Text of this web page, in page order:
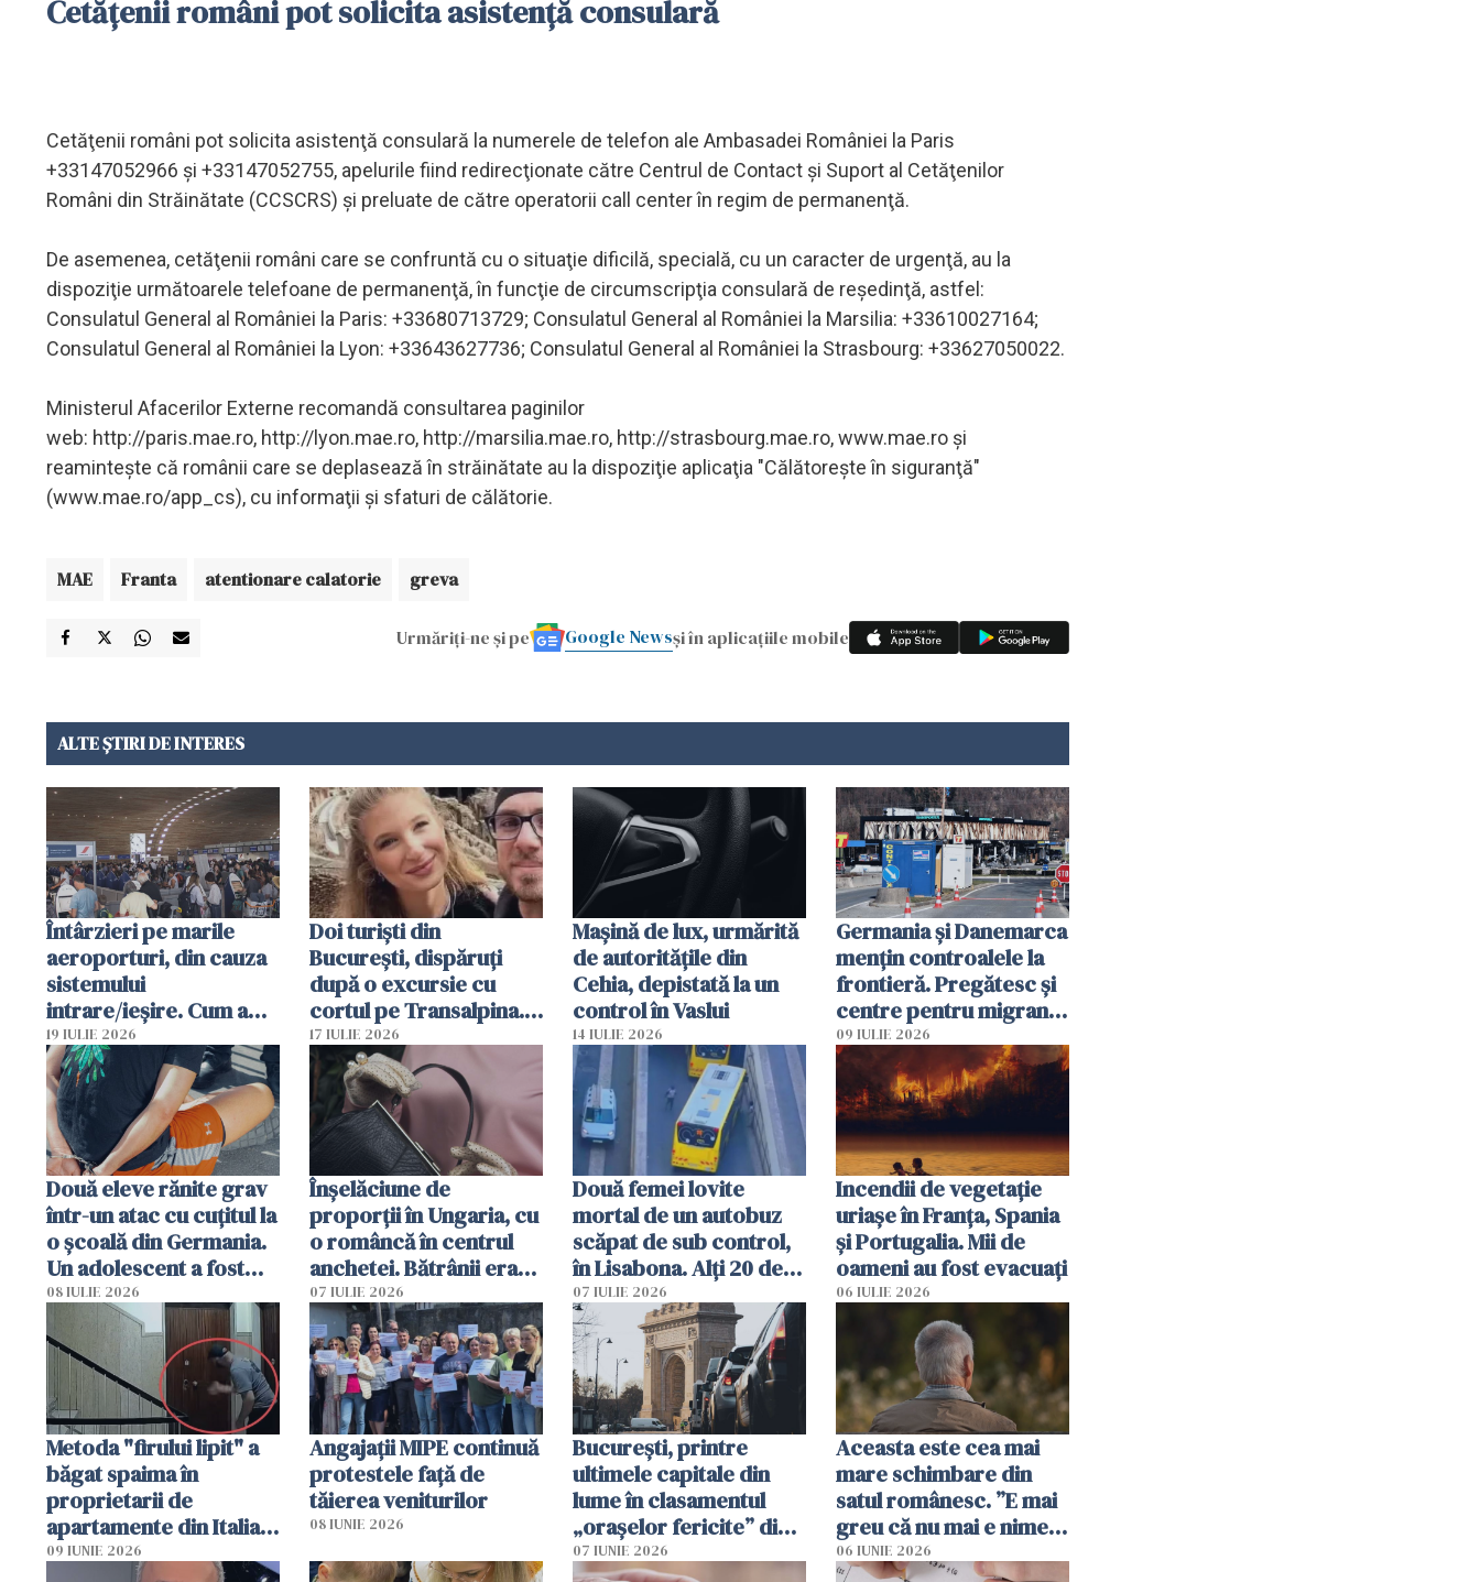
Cetăţenii români pot solicita asistenţă consulară
Cetăţenii români pot solicita asistenţă consulară la numerele de telefon ale Ambasadei României la Paris
+33147052966 şi +33147052755, apelurile fiind redirecţionate către Centrul de Contact şi Suport al Cetăţenilor
Români din Străinătate (CCSCRS) şi preluate de către operatorii call center în regim de permanenţă.
De asemenea, cetăţenii români care se confruntă cu o situaţie dificilă, specială, cu un caracter de urgenţă, au la
dispoziţie următoarele telefoane de permanenţă, în funcţie de circumscripţia consulară de reşedinţă, astfel:
Consulatul General al României la Paris: +33680713729; Consulatul General al României la Marsilia: +33610027164;
Consulatul General al României la Lyon: +33643627736; Consulatul General al României la Strasbourg: +33627050022.
Ministerul Afacerilor Externe recomandă consultarea paginilor
web: http://paris.mae.ro, http://lyon.mae.ro, http://marsilia.mae.ro, http://strasbourg.mae.ro, www.mae.ro şi
reaminteşte că românii care se deplasează în străinătate au la dispoziţie aplicaţia "Călătoreşte în siguranţă"
(www.mae.ro/app_cs), cu informaţii şi sfaturi de călătorie.
MAE Franta atentionare calatorie greva
Urmăriți-ne și pe Google Newsși în aplicațiile mobile
ALTE ȘTIRI DE INTERES
Întârzieri pe marile
aeroporturi, din cauza
sistemului
intrare/ieșire. Cum a
ajuns o femeie să fie
arestată în Cluj-Napoca
19 IULIE 2026
Doi turiști din
București, dispăruți
după o excursie cu
cortul pe Transalpina.
Poliția și familia îi caută
17 IULIE 2026
Mașină de lux, urmărită
de autoritățile din
Cehia, depistată la un
control în Vaslui
14 IULIE 2026
Germania și Danemarca
mențin controalele la
frontieră. Pregătesc și
centre pentru migranții
respinși din UE
09 IULIE 2026
Două eleve rănite grav
într-un atac cu cuțitul la
o școală din Germania.
Un adolescent a fost
arestat
08 IULIE 2026
Înșelăciune de
proporții în Ungaria, cu
o româncă în centrul
anchetei. Bătrânii erau
puși să lase la poartă
genți cu aur și bani
07 IULIE 2026
Două femei lovite
mortal de un autobuz
scăpat de sub control,
în Lisabona. Alți 20 de
oameni sunt răniți
07 IULIE 2026
Incendii de vegetație
uriașe în Franța, Spania
și Portugalia. Mii de
oameni au fost evacuați
06 IULIE 2026
Metoda "firului lipit" a
băgat spaima în
proprietarii de
apartamente din Italia.
Poliția, sesizată
09 IUNIE 2026
Angajaţii MIPE continuă
protestele faţă de
tăierea veniturilor
08 IUNIE 2026
București, printre
ultimele capitale din
lume în clasamentul
„orașelor fericite” din
2026
07 IUNIE 2026
Aceasta este cea mai
mare schimbare din
satul românesc. ”E mai
greu că nu mai e nimeni
pe-aici, prin jur”
06 IUNIE 2026